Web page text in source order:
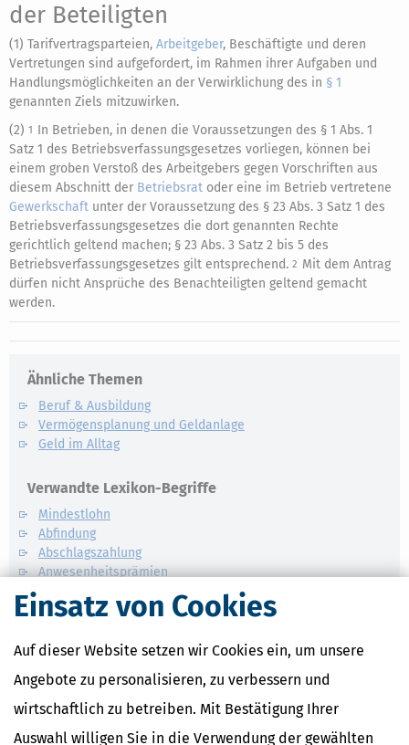
Einsatz von Cookies
Auf dieser Website setzen wir Cookies ein, um unsere
Angebote zu personalisieren, zu verbessern und
wirtschaftlich zu betreiben. Mit Bestätigung Ihrer
Auswahl willigen Sie in die Verwendung der gewählten
der Beteiligten
(1) Tarifvertragsparteien, Arbeitgeber, Beschäftigte und deren
Vertretungen sind aufgefordert, im Rahmen ihrer Aufgaben und
Handlungsmöglichkeiten an der Verwirklichung des in § 1
genannten Ziels mitzuwirken.
(2) 1 In Betrieben, in denen die Voraussetzungen des § 1 Abs. 1
Satz 1 des Betriebsverfassungsgesetzes vorliegen, können bei
einem groben Verstoß des Arbeitgebers gegen Vorschriften aus
diesem Abschnitt der Betriebsrat oder eine im Betrieb vertretene
Gewerkschaft unter der Voraussetzung des § 23 Abs. 3 Satz 1 des
Betriebsverfassungsgesetzes die dort genannten Rechte
gerichtlich geltend machen; § 23 Abs. 3 Satz 2 bis 5 des
Betriebsverfassungsgesetzes gilt entsprechend. 2 Mit dem Antrag
dürfen nicht Ansprüche des Benachteiligten geltend gemacht
werden.
Ähnliche Themen
Beruf & Ausbildung
Vermögensplanung und Geldanlage
Geld im Alltag
Verwandte Lexikon-Begriffe
Mindestlohn
Abfindung
Abschlagszahlung
Anwesenheitsprämien